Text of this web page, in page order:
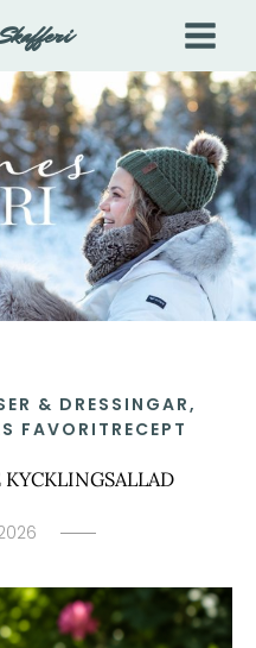
& DRESSINGAR,
FAVORITRECEPT
KYCKLINGSALLAD